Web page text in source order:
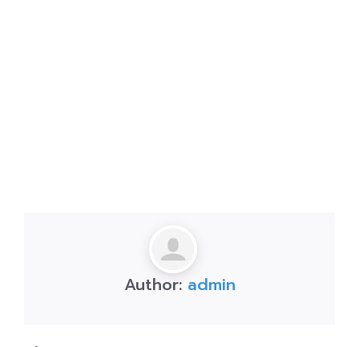
Author: admin